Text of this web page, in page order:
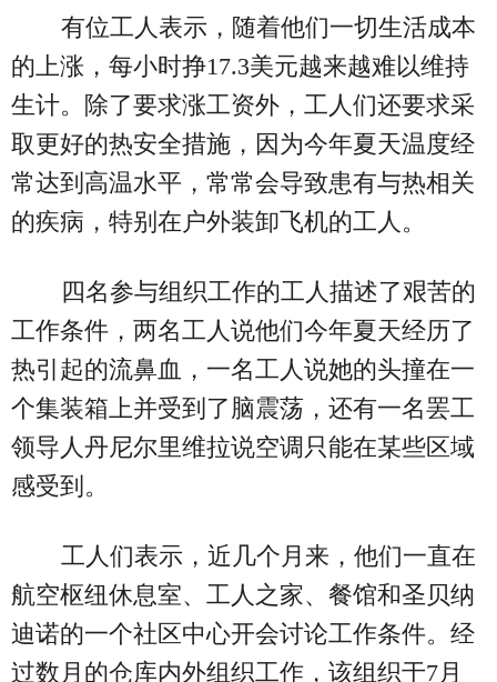
有位工人表示，随着他们一切生活成本
的上涨，每小时挣17.3美元越来越难以维持
生计。除了要求涨工资外，工人们还要求采
取更好的热安全措施，因为今年夏天温度经
常达到高温水平，常常会导致患有与热相关
的疾病，特别在户外装卸飞机的工人。
四名参与组织工作的工人描述了艰苦的
工作条件，两名工人说他们今年夏天经历了
热引起的流鼻血，一名工人说她的头撞在一
个集装箱上并受到了脑震荡，还有一名罢工
领导人丹尼尔里维拉说空调只能在某些区域
感受到。
工人们表示，近几个月来，他们一直在
航空枢纽休息室、工人之家、餐馆和圣贝纳
迪诺的一个社区中心开会讨论工作条件。经
过数月的仓库内外组织工作，该组织于7月